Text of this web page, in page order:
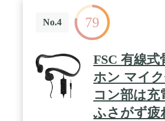
20時間*の連続再生を実現するロン
採用しました。*音楽再生時。使用
ります。通話はintelliGo（AIVC）
間、intelliGo（AIVC）オン時：最
の連続再生ができます。別の用事
にヘッドホンの準備が整います。*
用条件により異なります。 / 【汎
Type-C 充電採用】充電用USBType-
ーブルを付属。USB Type-A端子が
USBアダプターなどにつないで充
曲の選択やボリュームの調整が可
快適IP56防塵防水：微粒子や汚れ
実に保護し、安心して長時間利用
より、悪天候や過酷な状況下でも
楽しみながら、自分のペースでラ
満喫できます。 / ノイズキャンセ
通話：デュアルノイズキャンセリ
の騒音を除去し、移動中でもクリ
を実現。音漏れを最小限に抑え、
No.4 79
FSC 有線式
ホン マイ
コン部は充
ふさがず疲